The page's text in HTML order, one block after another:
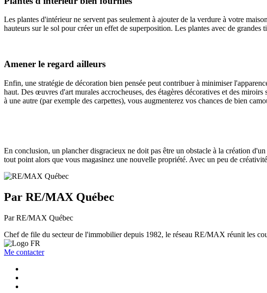
Les plantes d'intérieur ne servent pas seulement à ajouter de la verdure à votre
hauteurs sur le sol pour créer un effet de superposition. Les plantes avec de
Amener le regard ailleurs
Enfin, une stratégie de décoration bien pensée peut contribuer à minimiser
haut. Des œuvres d'art murales accrocheuses, des étagères décoratives et des
à une autre (par exemple des carpettes), vous augmenterez vos chances de bien
En conclusion, un plancher disgracieux ne doit pas être un obstacle à la création
tout point alors que vous magasinez une nouvelle propriété. Avec un peu de
Par RE/MAX Québec
Par RE/MAX Québec
Chef de file du secteur de l'immobilier depuis 1982, le réseau RE/MAX réunit les
Me contacter